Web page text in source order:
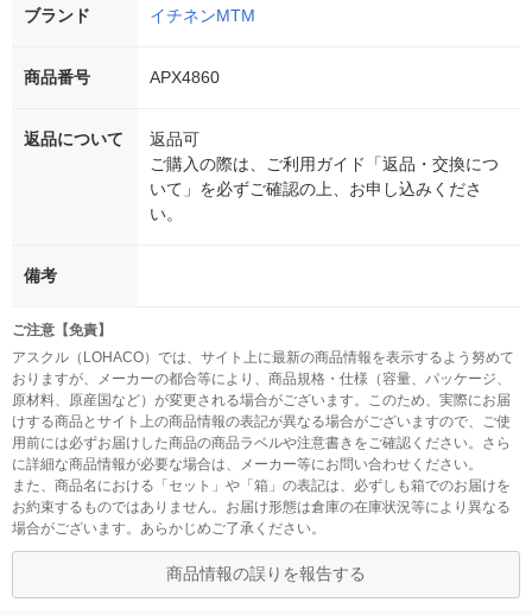
ブランド イチネンMTM
商品番号 APX4860
返品について
返品可
ご購入の際は、ご利用ガイド「返品・交換につ
いて」を必ずご確認の上、お申し込みくださ
い。
備考
ご注意【免責】
アスクル（LOHACO）では、サイト上に最新の商品情報を表示するよう努めて
おりますが、メーカーの都合等により、商品規格・仕様（容量、パッケージ、
原材料、原産国など）が変更される場合がございます。このため、実際にお届
けする商品とサイト上の商品情報の表記が異なる場合がございますので、ご使
用前には必ずお届けした商品の商品ラベルや注意書きをご確認ください。さら
に詳細な商品情報が必要な場合は、メーカー等にお問い合わせください。
また、商品名における「セット」や「箱」の表記は、必ずしも箱でのお届けを
お約束するものではありません。お届け形態は倉庫の在庫状況等により異なる
場合がございます。あらかじめご了承ください。
商品情報の誤りを報告する